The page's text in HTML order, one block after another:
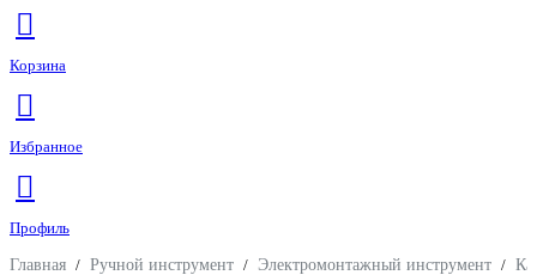
Корзина
Избранное
Профиль
Главная / Ручной инструмент / Электромонтажный инструмент /